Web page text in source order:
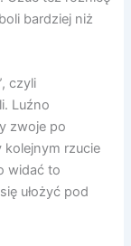
bardziej niż
czyli
Luźno
zwoje po
kolejnym rzucie
widać to
ułożyć pod